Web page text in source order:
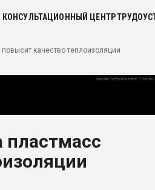
КОНСУЛЬТАЦИОННЫЙ ЦЕНТР
качество теплоизоляции